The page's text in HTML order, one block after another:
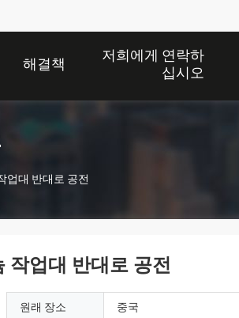
해결책
저희에게 연락하
십시오
업대 반대로 공전
작업대 반대로 공전
원래 장소 중국